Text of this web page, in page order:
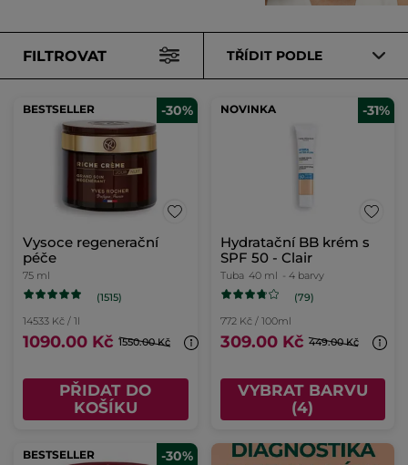
FILTROVAT TŘÍDIT PODLE
BESTSELLER -30%
Vysoce regenerační
péče
75 ml
(1515)
14533 Kč / 1l
1090.00 Kč 1550.00 Kč
PŘIDAT DO
KOŠÍKU
NOVINKA -31%
Hydratační BB krém s
SPF 50 - Clair
Tuba 40 ml - 4 barvy
(79)
772 Kč / 100ml
309.00 Kč 449.00 Kč
VYBRAT BARVU
(4)
BESTSELLER -30%